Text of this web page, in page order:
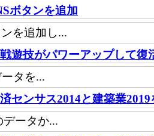
ボタンを追加
を追加し...
遊技がパワーアップして復
タを...
センサス2014と建築業2019
データか...